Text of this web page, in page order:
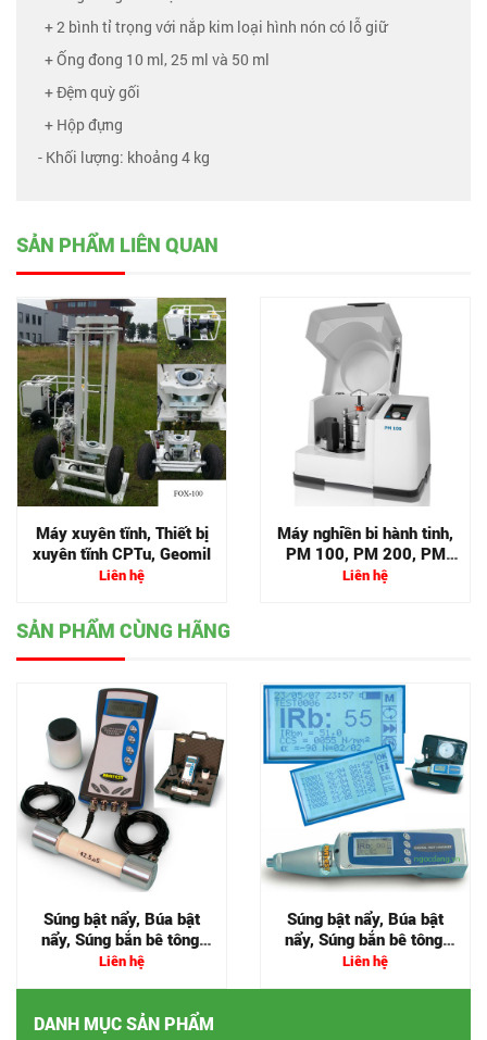
+ 2 bình tỉ trọng với nắp kim loại hình nón có lỗ giữ
+ Ống đong 10 ml, 25 ml và 50 ml
+ Đệm quỳ gối
+ Hộp đựng
- Khối lượng: khoảng 4 kg
SẢN PHẨM LIÊN QUAN
Máy xuyên tĩnh, Thiết bị
xuyên tĩnh CPTu, Geomil
Liên hệ
Máy nghiền bi hành tinh,
PM 100, PM 200, PM
400
Liên hệ
SẢN PHẨM CÙNG HÃNG
Súng bật nẩy, Búa bật
nẩy, Súng bắn bê tông,
Matest
Liên hệ
Súng bật nẩy, Búa bật
nẩy, Súng bắn bê tông,
Matest
Liên hệ
DANH MỤC SẢN PHẨM